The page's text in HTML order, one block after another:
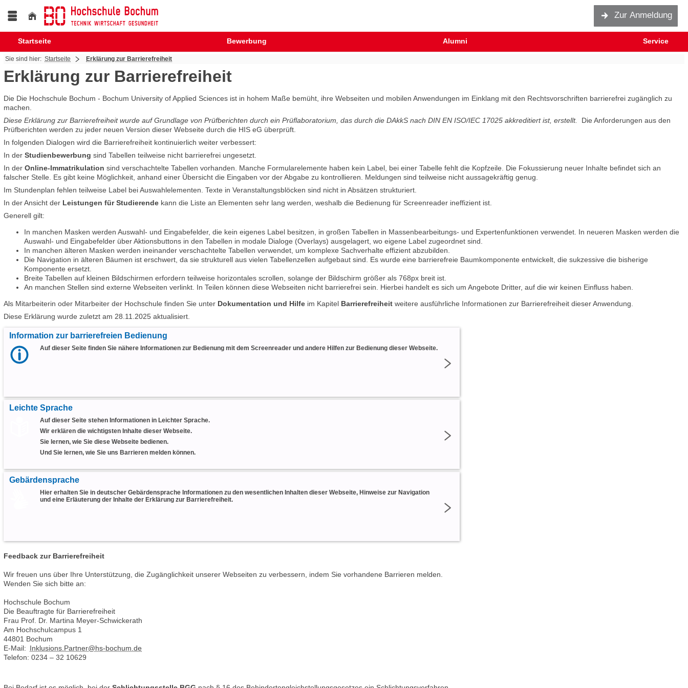
Zur Anmeldung
Startseite Bewerbung Alumni Service
Sie sind hier: Startseite Erklärung zur Barrierefreiheit
Erklärung zur Barrierefreiheit
Die Die Hochschule Bochum - Bochum University of Applied Sciences ist in hohem Maße bemüht, ihre Webseiten und mobilen Anwendungen im Einklang mit den Rechtsvorschriften barrierefrei zugänglich zu
machen.
Diese Erklärung zur Barrierefreiheit wurde auf Grundlage von Prüfberichten durch ein Prüflaboratorium, das durch die DAkkS nach DIN EN ISO/IEC 17025 akkreditiert ist, erstellt.
Die Anforderungen aus den
Prüfberichten werden zu jeder neuen Version dieser Webseite durch die HIS eG überprüft.
In folgenden Dialogen wird die Barrierefreiheit kontinuierlich weiter verbessert:
In der Studienbewerbung sind Tabellen teilweise nicht barrierefrei ungesetzt.
In der Online-Immatrikulation sind verschachtelte Tabellen vorhanden. Manche Formularelemente haben kein Label, bei einer Tabelle fehlt die Kopfzeile. Die Fokussierung neuer Inhalte befindet sich an
falscher Stelle. Es gibt keine Möglichkeit, anhand einer Übersicht die Eingaben vor der Abgabe zu kontrollieren. Meldungen sind teilweise nicht aussagekräftig genug.
Im Stundenplan fehlen teilweise Label bei Auswahlelementen. Texte in Veranstaltungsblöcken sind nicht in Absätzen strukturiert.
In der Ansicht der Leistungen für Studierende kann die Liste an Elementen sehr lang werden, weshalb die Bedienung für Screenreader ineffizient ist.
Generell gilt:
In manchen Masken werden Auswahl- und Eingabefelder, die kein eigenes Label besitzen, in großen Tabellen in Massenbearbeitungs- und Expertenfunktionen verwendet. In neueren Masken werden die
Auswahl- und Eingabefelder über Aktionsbuttons in den Tabellen in modale Dialoge (Overlays) ausgelagert, wo eigene Label zugeordnet sind.
In manchen älteren Masken werden ineinander verschachtelte Tabellen verwendet, um komplexe Sachverhalte effizient abzubilden.
Die Navigation in älteren Bäumen ist erschwert, da sie strukturell aus vielen Tabellenzellen aufgebaut sind. Es wurde eine barrierefreie Baumkomponente entwickelt, die sukzessive die bisherige
Komponente ersetzt.
Breite Tabellen auf kleinen Bildschirmen erfordern teilweise horizontales scrollen, solange der Bildschirm größer als 768px breit ist.
An manchen Stellen sind externe Webseiten verlinkt. In Teilen können diese Webseiten nicht barrierefrei sein. Hierbei handelt es sich um Angebote Dritter, auf die wir keinen Einfluss haben.
Als Mitarbeiterin oder Mitarbeiter der Hochschule finden Sie unter Dokumentation und Hilfe im Kapitel Barrierefreiheit weitere ausführliche Informationen zur Barrierefreiheit dieser Anwendung.
Diese Erklärung wurde zuletzt am 28.11.2025 aktualisiert.
Information zur barrierefreien Bedienung
Auf dieser Seite finden Sie nähere Informationen zur Bedienung mit dem Screenreader und andere Hilfen zur Bedienung dieser Webseite.
Leichte Sprache
Auf dieser Seite stehen Informationen in Leichter Sprache.
Wir erklären die wichtigsten Inhalte dieser Webseite.
Sie lernen, wie Sie diese Webseite bedienen.
Und Sie lernen, wie Sie uns Barrieren melden können.
Gebärdensprache
Hier erhalten Sie in deutscher Gebärdensprache Informationen zu den wesentlichen Inhalten dieser Webseite, Hinweise zur Navigation
und eine Erläuterung der Inhalte der Erklärung zur Barrierefreiheit.
Feedback zur Barrierefreiheit
Wir freuen uns über Ihre Unterstützung, die Zugänglichkeit unserer Webseiten zu verbessern, indem Sie vorhandene Barrieren melden.
Wenden Sie sich bitte an:
Hochschule Bochum
Die Beauftragte für Barrierefreiheit
Frau Prof. Dr. Martina Meyer-Schwickerath
Am Hochschulcampus 1
44801 Bochum
E-Mail: Inklusions.Partner@hs-bochum.de
Telefon: 0234 – 32 10629